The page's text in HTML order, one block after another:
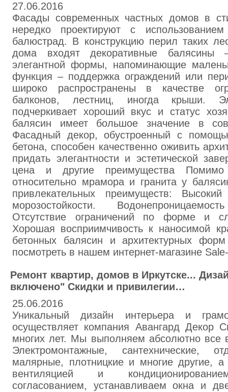
27.06.2016
Фасады современных частных домов в
нередко проектируют с
балюстрад. В конструкцию перил таких
дома входят декоративные балясины
элегантной формы, напоминающие
функция – поддержка ограждений или
широко распространены в качестве
балконов, лестниц, иногда крыши.
подчеркивает хороший вкус и статус
балясин имеет большое значение в
Фасадный декор, обустроенный с
бетона, способен качественно оживить
придать элегантности и эстетической
цена и другие преимущества Помимо
относительно мрамора и гранита у
привлекательных преимуществ:
морозостойкости.
Отсутствие ограничений по форме и
Хорошая восприимчивость к наносимой
бетонных балясин и архитектурных
посмотреть в нашем интернет-магазине
Ремонт квартир, домов в Иркутске...
включено" Скидки и привилегии…
25.06.2016
Уникальный дизайн интерьера и
осуществляет компания Авангард Декор
многих лет. Мы выполняем абсолютно все
Электромонтажные, сантехнические,
малярные, плотницкие и многие другие,
вентиляцией и
согласованием, устанавливаем окна и